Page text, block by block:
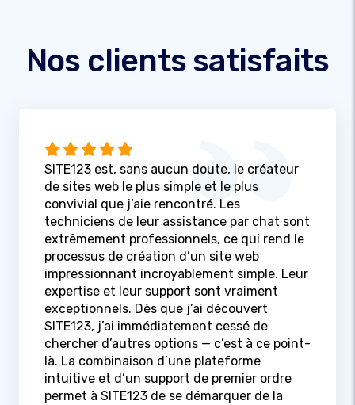
Nos clients satisfaits
SITE123 est, sans aucun doute, le créateur
de sites web le plus simple et le plus
convivial que j’aie rencontré. Les
techniciens de leur assistance par chat sont
extrêmement professionnels, ce qui rend le
processus de création d’un site web
impressionnant incroyablement simple. Leur
expertise et leur support sont vraiment
exceptionnels. Dès que j’ai découvert
SITE123, j’ai immédiatement cessé de
chercher d’autres options — c’est à ce point-
là. La combinaison d’une plateforme
intuitive et d’un support de premier ordre
permet à SITE123 de se démarquer de la